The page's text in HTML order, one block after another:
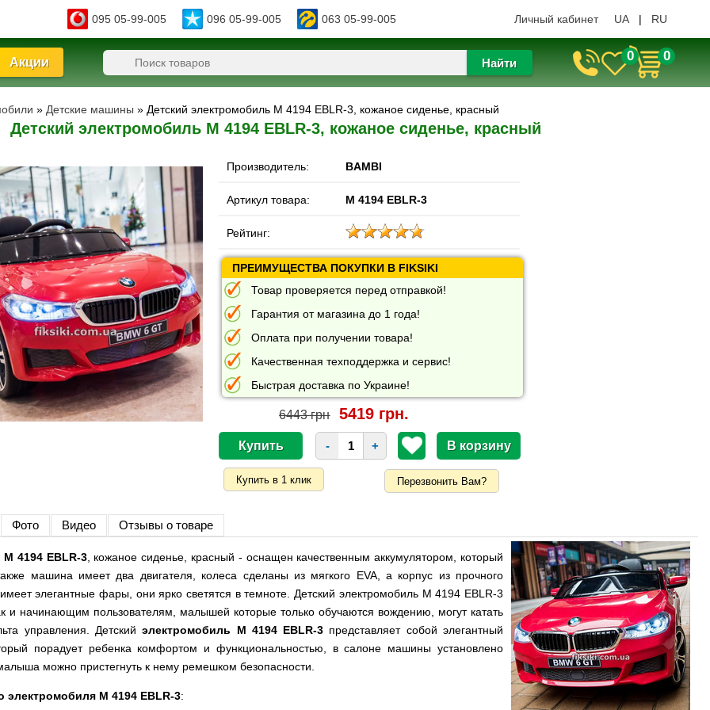
095 05-99-005 096 05-99-005 063 05-99-005 Личный кабинет UA | RU
Акции Найти 0 0
» Детские машины » Детский электромобиль M 4194 EBLR-3, кожаное сиденье, красный
Детский электромобиль M 4194 EBLR-3, кожаное сиденье, красный
Производитель: BAMBI
Артикул товара: M 4194 EBLR-3
Рейтинг:
ПРЕИМУЩЕСТВА ПОКУПКИ В FIKSIKI
Товар проверяется перед отправкой!
Гарантия от магазина до 1 года!
Оплата при получении товара!
Качественная техподдержка и сервис!
Быстрая доставка по Украине!
6443 грн 5419 грн.
- +
Перезвонить Вам?
Фото Видео Отзывы о товаре
4194 EBLR-3, кожаное сиденье, красный - оснащен качественным аккумулятором, который
машина имеет два двигателя, колеса сделаны из мягкого EVA, а корпус из прочного
элегантные фары, они ярко светятся в темноте. Детский электромобиль M 4194 EBLR-3
и начинающим пользователям, малышей которые только обучаются вождению, могут катать
управления. Детскийэлектромобиль M 4194 EBLR-3 представляет собой элегантный
порадует ребенка комфортом и функциональностью, в салоне машины установлено
можно пристегнуть к нему ремешком безопасности.
электромобиля M 4194 EBLR-3: